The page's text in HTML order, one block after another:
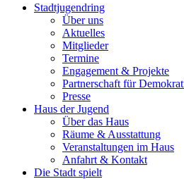
Stadtjugendring
Über uns
Aktuelles
Mitglieder
Termine
Engagement & Projekte
Partnerschaft für
Presse
Haus der Jugend
Über das Haus
Räume & Ausstattung
Veranstaltungen im Haus
Anfahrt & Kontakt
Die Stadt spielt